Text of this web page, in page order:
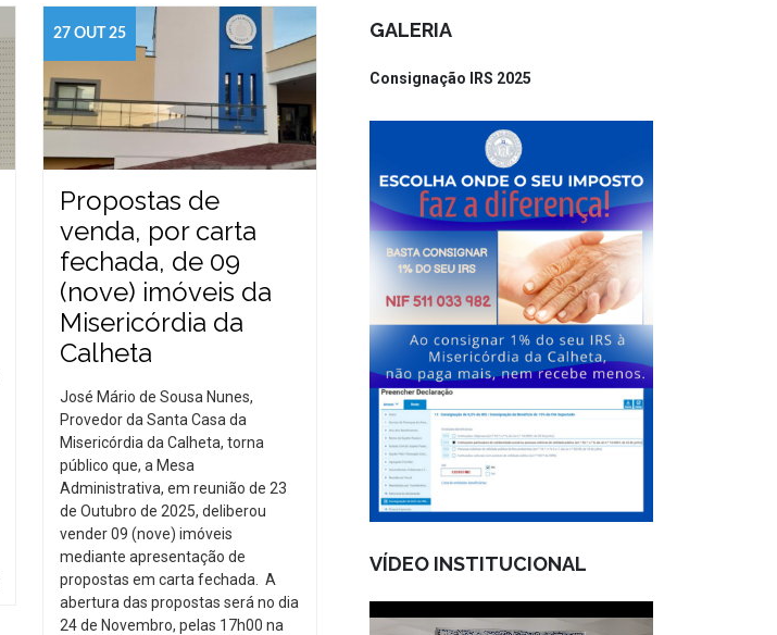
27 OUT 25
Propostas de
venda, por carta
fechada, de 09
(nove) imóveis da
Misericórdia da
Calheta
José Mário de Sousa Nunes,
Provedor da Santa Casa da
Misericórdia da Calheta, torna
público que, a Mesa
Administrativa, em reunião de 23
de Outubro de 2025, deliberou
vender 09 (nove) imóveis
mediante apresentação de
propostas em carta fechada. A
abertura das propostas será no dia
24 de Novembro, pelas 17h00 na
GALERIA
Consignação IRS 2025
VÍDEO INSTITUCIONAL